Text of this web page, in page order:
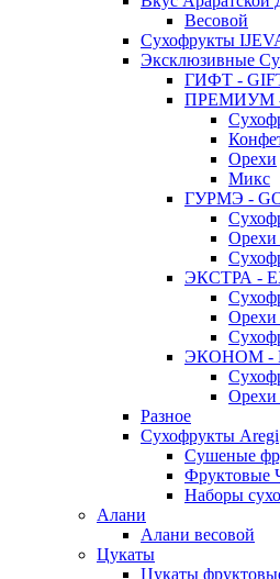
Весовой
Сухофрукты
Эксклюзивные
ГИФТ -
ПРЕМИУМ -
Орехи
Микс
ГУРМЭ -
Орехи
ЭКСТРА -
Орехи
ЭКОНОМ -
Орехи
Разное
Сухофрукты Aregi
Сушеные
Фруктовые
Наборы
Алани
Алани весовой
Цукаты
Цукаты